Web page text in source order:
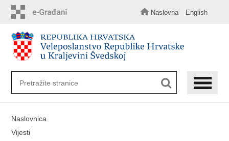
sadržaj
Naslovna English
Naslovnica
Vijesti